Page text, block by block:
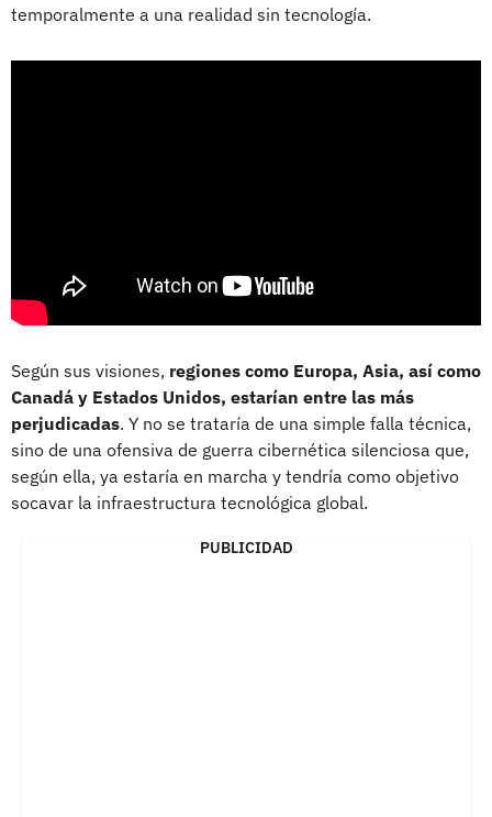
temporalmente a una realidad sin tecnología.
Según sus visiones, regiones como Europa, Asia, así como
Canadá y Estados Unidos, estarían entre las más
perjudicadas. Y no se trataría de una simple falla técnica,
sino de una ofensiva de guerra cibernética silenciosa que,
según ella, ya estaría en marcha y tendría como objetivo
socavar la infraestructura tecnológica global.
PUBLICIDAD